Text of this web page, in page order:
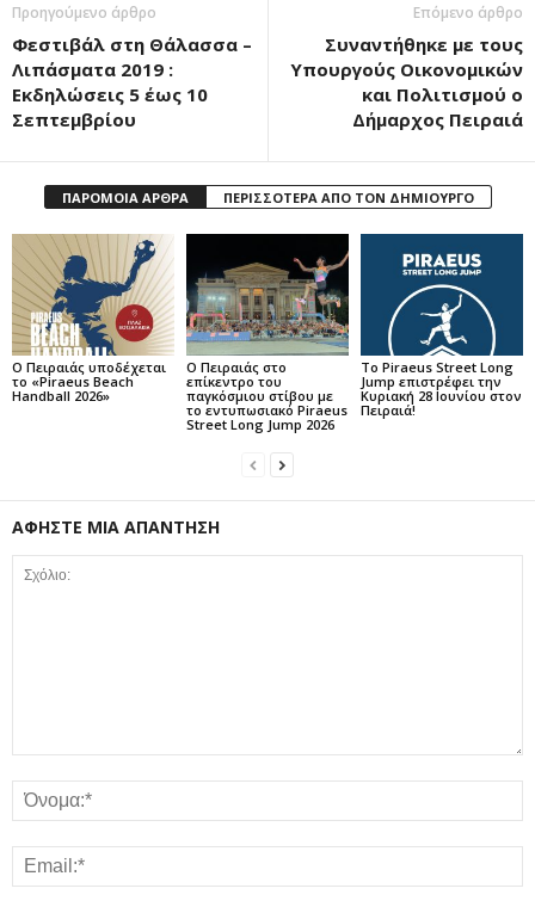
Προηγούμενο άρθρο
Φεστιβάλ στη Θάλασσα –
Λιπάσματα 2019 :
Εκδηλώσεις 5 έως 10
Σεπτεμβρίου
Επόμενο άρθρο
Συναντήθηκε με τους
Υπουργούς Οικονομικών
και Πολιτισμού ο
Δήμαρχος Πειραιά
ΠΑΡΟΜΟΙΑ ΑΡΘΡΑ ΠΕΡΙΣΣΟΤΕΡΑ ΑΠΟ ΤΟΝ ΔΗΜΙΟΥΡΓΟ
Ο Πειραιάς υποδέχεται
το «Piraeus Beach
Handball 2026»
Ο Πειραιάς στο
επίκεντρο του
παγκόσμιου στίβου με
το εντυπωσιακό Piraeus
Street Long Jump 2026
Το Piraeus Street Long
Jump επιστρέφει την
Κυριακή 28 Ιουνίου στον
Πειραιά!
ΑΦΗΣΤΕ ΜΙΑ ΑΠΑΝΤΗΣΗ